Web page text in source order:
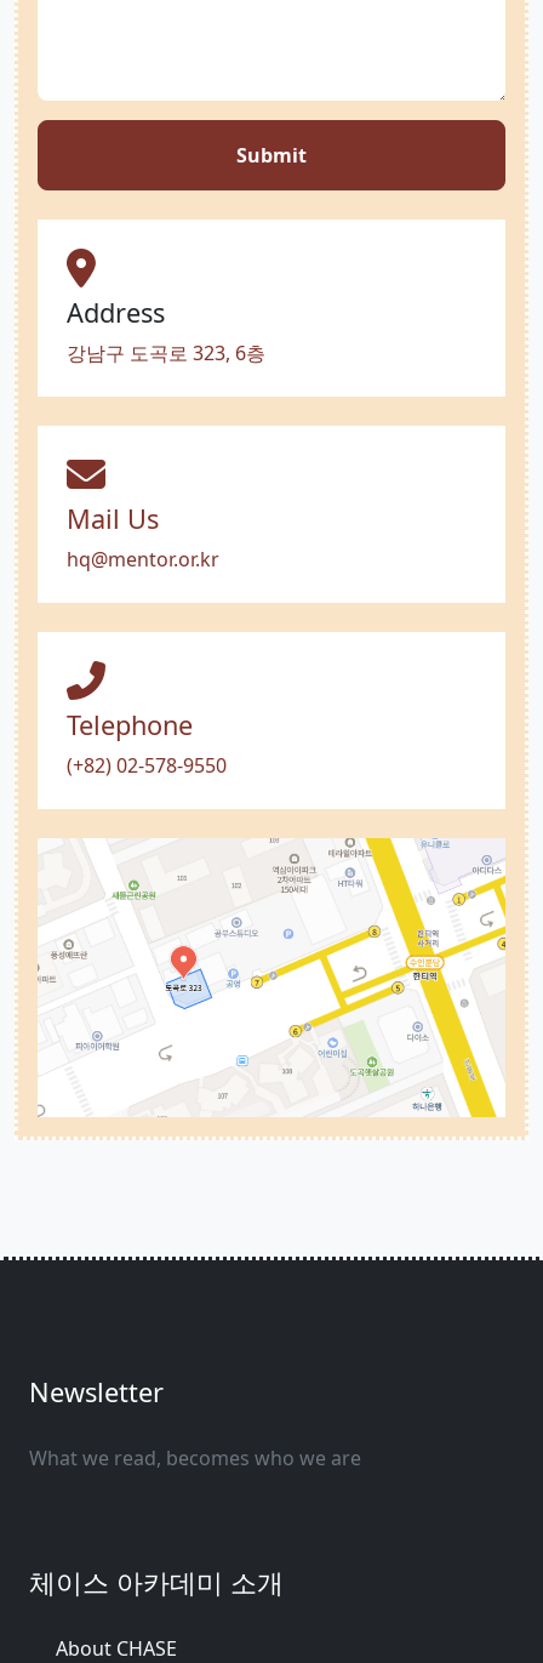
Submit
Address
강남구 도곡로 323, 6층
Mail Us
hq@mentor.or.kr
Telephone
(+82) 02-578-9550
Newsletter
What we read, becomes who we are
체이스 아카데미 소개
About CHASE